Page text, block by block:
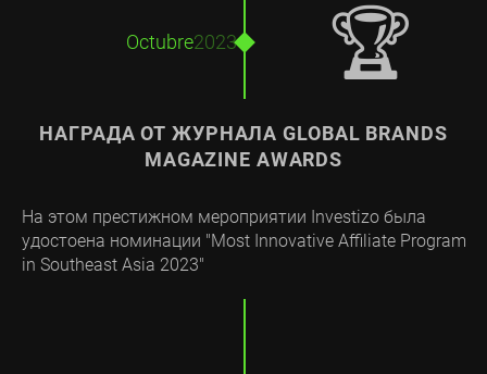
НАГРАДА ОТ ЖУРНАЛА GLOBAL BRANDS
MAGAZINE AWARDS
На этом престижном мероприятии Investizo была
удостоена номинации "Most Innovative Affiliate Program
in Southeast Asia 2023"
Octubre2023 🏆